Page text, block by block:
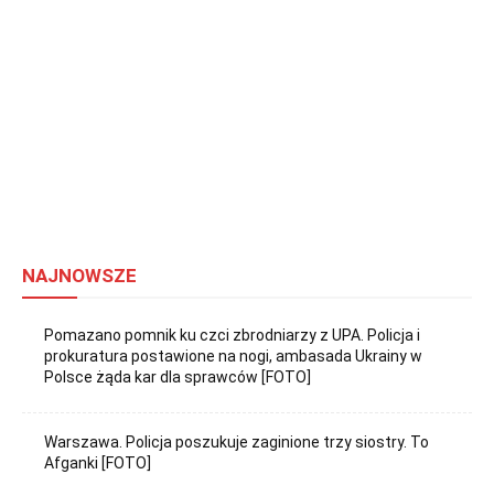
NAJNOWSZE
Pomazano pomnik ku czci zbrodniarzy z UPA. Policja i
prokuratura postawione na nogi, ambasada Ukrainy w
Polsce żąda kar dla sprawców [FOTO]
Warszawa. Policja poszukuje zaginione trzy siostry. To
Afganki [FOTO]